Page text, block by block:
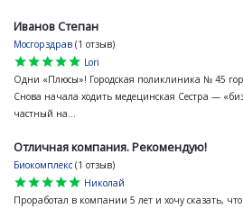
Иванов Степан
Мосгорздрав (1 отзыв)
star
star
star
star
star
Lori
Одни «Плюсы»! Городская поликлиника № 45
Снова начала ходить медецинская Сестра —
частный на...
Отличная компания. Рекомендую!
Биокомплекс (1 отзыв)
star
star
star
star
star
Николай
Проработал в компании 5 лет и хочу сказать,